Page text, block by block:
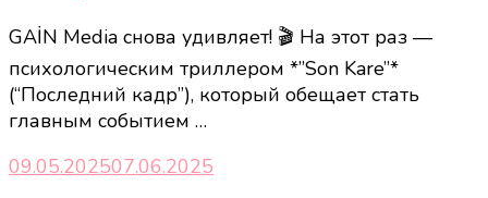
GAİN Media снова удивляет! 🎬 На этот раз —
психологическим триллером *”Son Kare”*
(“Последний кадр”), который обещает стать
главным событием …
09.05.202507.06.2025